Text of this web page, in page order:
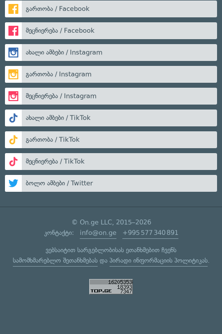
გართობა / Facebook
მეცნიერება / Facebook
ახალი ამბები / Instagram
გართობა / Instagram
მეცნიერება / Instagram
ახალი ამბები / TikTok
გართობა / TikTok
მეცნიერება / TikTok
ბოლო ამბები / Twitter
© On.ge LLC, 2015–2026
კონტაქტი: info@on.ge +995 577 340 891
ვებსაიტით სარგებლობისას ეთანხმებით ჩვენს
სამომხმარებლო შეთანხმებასდა პირადი ინფორმაციის პოლიტიკას.